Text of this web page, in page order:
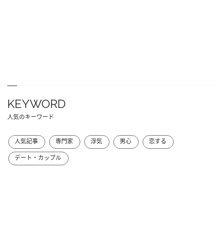
KEYWORD
人気のキーワード
人気記事 専門家 浮気 男心
恋する
デート・カップル